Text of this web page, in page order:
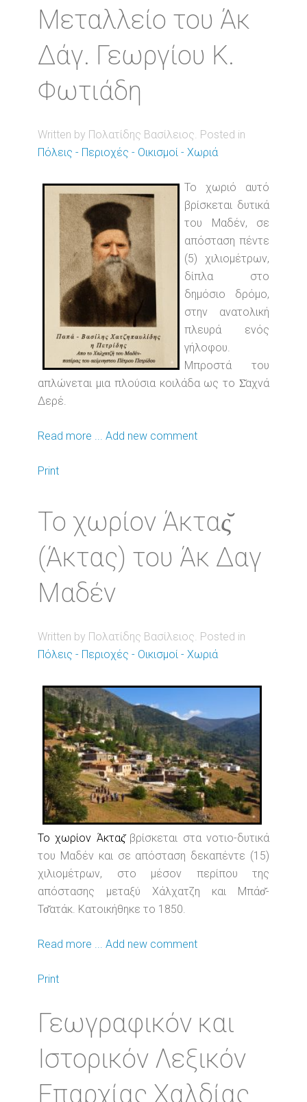
Μεταλλείο του Άκ
Δάγ. Γεωργίου Κ.
Φωτιάδη
Written by Πολατίδης Βασίλειος. Posted in
Πόλεις - Περιοχές - Οικισμοί - Χωριά
Το χωριό αυτό
βρίσκεται δυτικά
του Μαδέν, σε
απόσταση πέντε
(5) χιλιομέτρων,
δίπλα στο
δημόσιο δρόμο,
στην ανατολική
πλευρά ενός
γήλοφου.
Μπροστά του
απλώνεται μια πλούσια κοιλάδα ως το Σ̆αχνά
Δερέ.
Read more ... Add new comment
Print
Το χωρίον Άκτας̆
(Άκτας) του Άκ Δαγ
Μαδέν
Written by Πολατίδης Βασίλειος. Posted in
Πόλεις - Περιοχές - Οικισμοί - Χωριά
Το χωρίον Άκτας̆ βρίσκεται στα νοτιο-δυτικά
του Μαδέν και σε απόσταση δεκαπέντε (15)
χιλιομέτρων, στο μέσον περίπου της
απόστασης μεταξύ Χάλχατζη και Μπάσ̆-
Τσ̆ατάκ. Κατοικήθηκε το 1850.
Read more ... Add new comment
Print
Γεωγραφικόν και
Ιστορικόν Λεξικόν
Επαρχίας Χαλδίας